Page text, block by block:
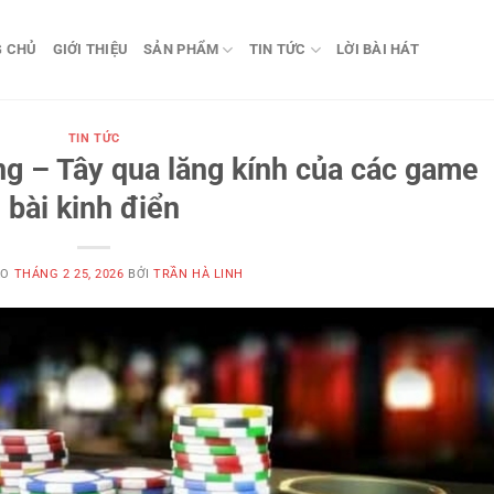
CHỦ GIỚI THIỆU SẢN PHẨM TIN TỨC LỜI BÀI HÁT
TIN TỨC
– Tây qua lăng kính của các game
bài kinh điển
THÁNG 2 25, 2026 BỞITRẦN HÀ LINH